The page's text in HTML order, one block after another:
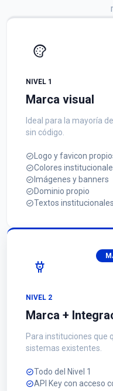
NIVEL 1
Marca visual
Ideal para la mayoría
sin código.
Logo y favicon
Colores
Imágenes y banners
Dominio propio
Textos institucionales
NIVEL 2
Marca +
Para instituciones que
sistemas existentes.
Todo del Nivel 1
API Key con acceso